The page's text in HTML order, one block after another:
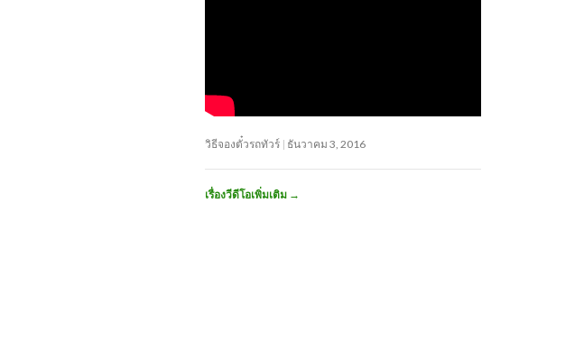
วิธีจองตั๋วรถทัวร์ ธันวาคม 3, 2016
เรื่องวีดีโอเพิ่มเติม →